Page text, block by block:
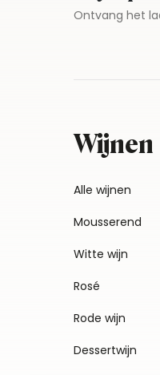
Ontvang het
Wijnen
Alle wijnen
Mousserend
Witte wijn
Rosé
Rode wijn
Dessertwijn